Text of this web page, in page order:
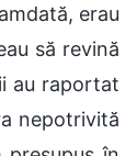
erau
să revină
au raportat
nepotrivită